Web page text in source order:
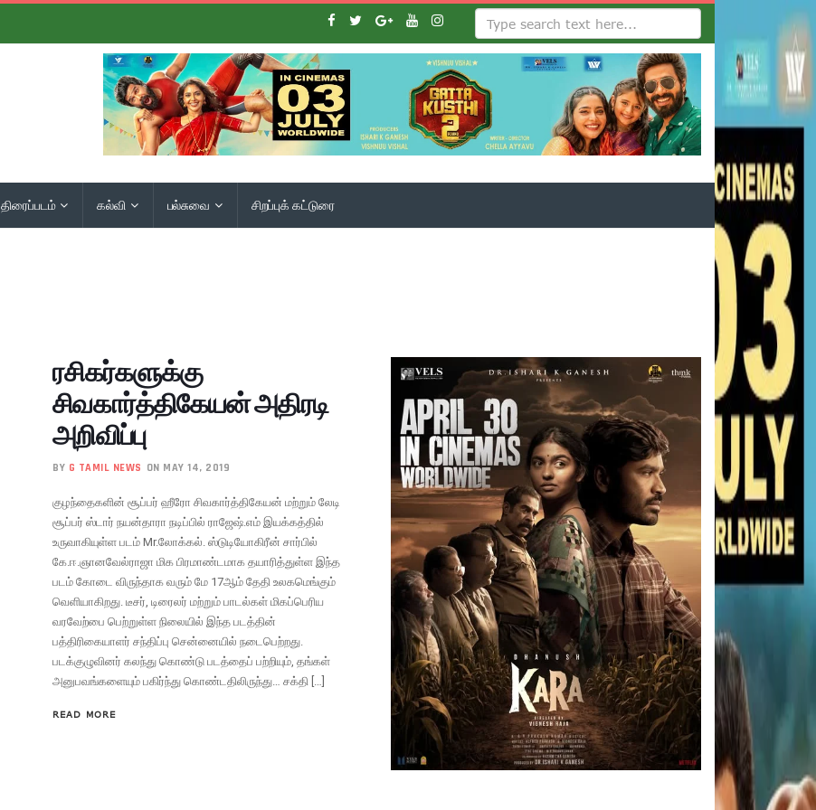
திரைப்படம் கல்வி பல்சுவை சிறப்புக் கட்டுரை
ரசிகர்களுக்கு
சிவகார்த்திகேயன் அதிரடி
அறிவிப்பு
BY G TAMIL NEWS ON MAY 14, 2019
குழந்தைகளின் சூப்பர் ஹீரோ சிவகார்த்திகேயன் மற்றும் லேடி
சூப்பர் ஸ்டார் நயன்தாரா நடிப்பில் ராஜேஷ்.எம் இயக்கத்தில்
உருவாகியுள்ள படம் Mr.லோக்கல். ஸ்டுடியோகிரீன் சார்பில்
கே.ஈ.ஞானவேல்ராஜா மிக பிரமாண்டமாக தயாரித்துள்ள இந்த
படம் கோடை விருந்தாக வரும் மே 17ஆம் தேதி உலகமெங்கும்
வெளியாகிறது. டீசர், டிரைலர் மற்றும் பாடல்கள் மிகப்பெரிய
வரவேற்பை பெற்றுள்ள நிலையில் இந்த படத்தின்
பத்திரிகையாளர் சந்திப்பு சென்னையில் நடைபெற்றது.
படக்குழுவினர் கலந்து கொண்டு படத்தைப் பற்றியும், தங்கள்
அனுபவங்களையும் பகிர்ந்து கொண்டதிலிருந்து… சக்தி […]
READ MORE